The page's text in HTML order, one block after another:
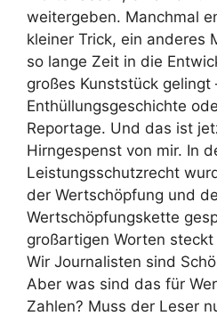
weitergeben. Manchmal
kleiner Trick, ein anderes
so lange Zeit in die
großes Kunststück gelingt
Enthüllungsgeschichte
Reportage. Und das ist
Hirngespenst von mir. In
Leistungsschutzrecht
der Wertschöpfung und
Wertschöpfungskette
großartigen Worten
Wir Journalisten sind
Aber was sind das für
Zahlen? Muss der Leser